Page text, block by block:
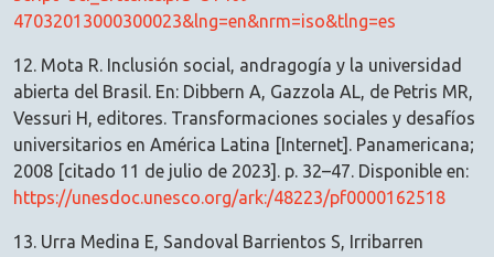
47032013000300023&lng=en&nrm=iso&tlng=es
12. Mota R. Inclusión social, andragogía y la universidad
abierta del Brasil. En: Dibbern A, Gazzola AL, de Petris MR,
Vessuri H, editores. Transformaciones sociales y desafíos
universitarios en América Latina [Internet]. Panamericana;
2008 [citado 11 de julio de 2023]. p. 32–47. Disponible en:
https://unesdoc.unesco.org/ark:/48223/pf0000162518
13. Urra Medina E, Sandoval Barrientos S, Irribarren